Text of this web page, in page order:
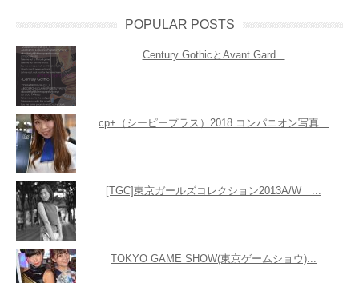
POPULAR POSTS
Century GothicとAvant Gard...
cp+（シーピープラス）2018 コンパニオン写真...
[TGC]東京ガールズコレクション2013A/W ...
TOKYO GAME SHOW(東京ゲームショウ)...